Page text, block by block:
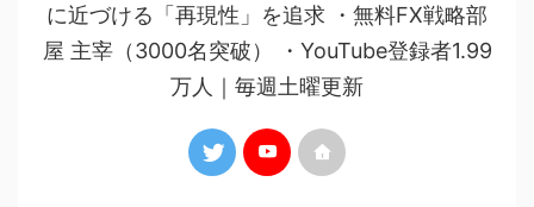
に近づける「再現性」を追求 ・無料FX戦略部
屋 主宰（3000名突破） ・YouTube登録者1.99
万人｜毎週土曜更新